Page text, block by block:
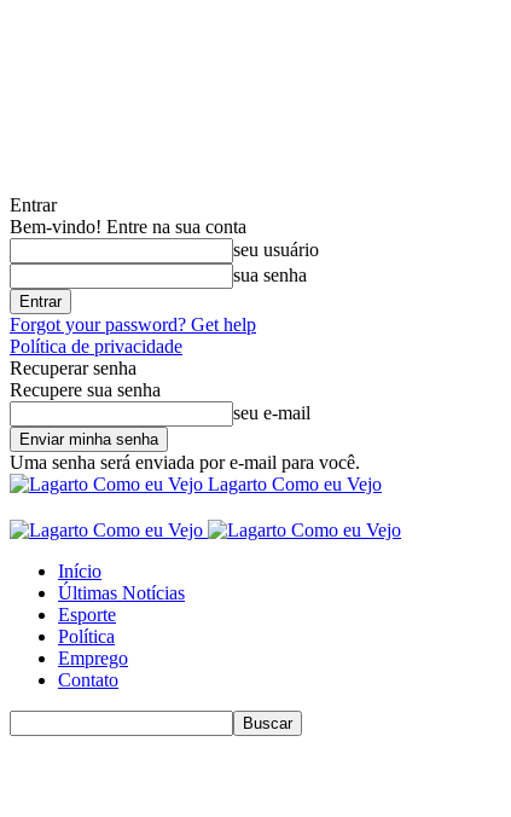
Entrar
Bem-vindo! Entre na sua conta
seu usuário
sua senha
Forgot your password? Get help
Política de privacidade
Recuperar senha
Recupere sua senha
seu e-mail
Uma senha será enviada por e-mail para você.
Lagarto Como eu Vejo
Início
Últimas Notícias
Esporte
Política
Emprego
Contato